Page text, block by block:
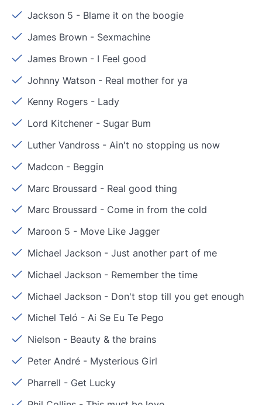
Jackson 5 - Blame it on the boogie
James Brown - Sexmachine
James Brown - I Feel good
Johnny Watson - Real mother for ya
Kenny Rogers - Lady
Lord Kitchener - Sugar Bum
Luther Vandross -Ain't no stopping us now
Madcon - Beggin
Marc Broussard - Real good thing
Marc Broussard - Come in from the cold
Maroon 5 - Move Like Jagger
Michael Jackson -Just another part of me
Michael Jackson - Remember the time
Michael Jackson - Don't stop till you get enough
Michel Teló -Ai Se Eu Te Pego
Nielson - Beauty & the brains
Peter André - Mysterious Girl
Pharrell - Get Lucky